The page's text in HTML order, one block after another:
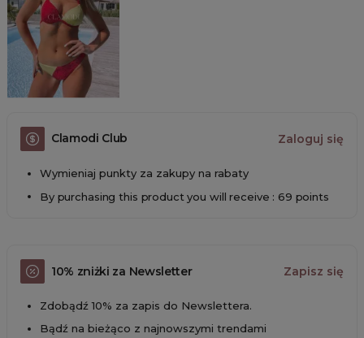
Clamodi Club Zaloguj się
Wymieniaj punkty za zakupy na rabaty
By purchasing this product you will receive : 69 points
10% zniżki za Newsletter Zapisz się
Zdobądź 10% za zapis do Newslettera.
Bądź na bieżąco z najnowszymi trendami